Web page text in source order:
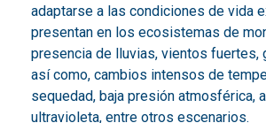
adaptarse a las condiciones de vida
presentan en los ecosistemas de
presencia de lluvias, vientos fuertes,
así como, cambios intensos de
sequedad, baja presión atmosférica,
ultravioleta, entre otros escenarios.